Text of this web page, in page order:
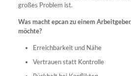
großes Problem ist.
Was macht epcan zu einem
möchte?
Erreichbarkeit und Nähe
Vertrauen statt Kontrolle